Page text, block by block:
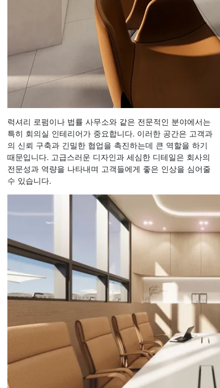
럭셔리 로펌이나 법률 사무소와 같은 전문적인 분야에서는
특히 회의실 인테리어가 중요합니다. 이러한 공간은 고객과
의 신뢰 구축과 긴밀한 협업을 촉진하는데 큰 역할을 하기
때문입니다. 고급스러운 디자인과 세심한 디테일은 회사의
전문성과 역량을 나타내며 고객들에게 좋은 인상을 심어줄
수 있습니다.